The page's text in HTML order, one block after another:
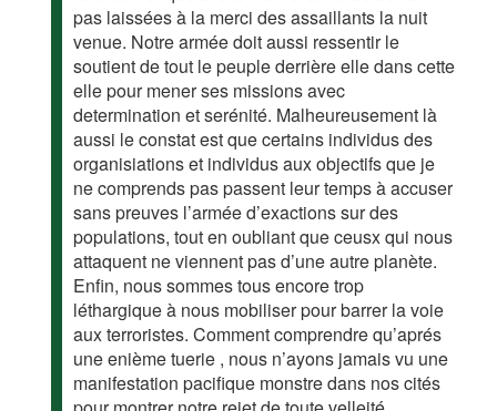
pas laissées à la merci des assaillants la nuit
venue. Notre armée doit aussi ressentir le
soutient de tout le peuple derrière elle dans cette
elle pour mener ses missions avec
determination et serénité. Malheureusement là
aussi le constat est que certains individus des
organisiations et individus aux objectifs que je
ne comprends pas passent leur temps à accuser
sans preuves l’armée d’exactions sur des
populations, tout en oubliant que ceusx qui nous
attaquent ne viennent pas d’une autre planète.
Enfin, nous sommes tous encore trop
léthargique à nous mobiliser pour barrer la voie
aux terroristes. Comment comprendre qu’aprés
une enième tuerie , nous n’ayons jamais vu une
manifestation pacifique monstre dans nos cités